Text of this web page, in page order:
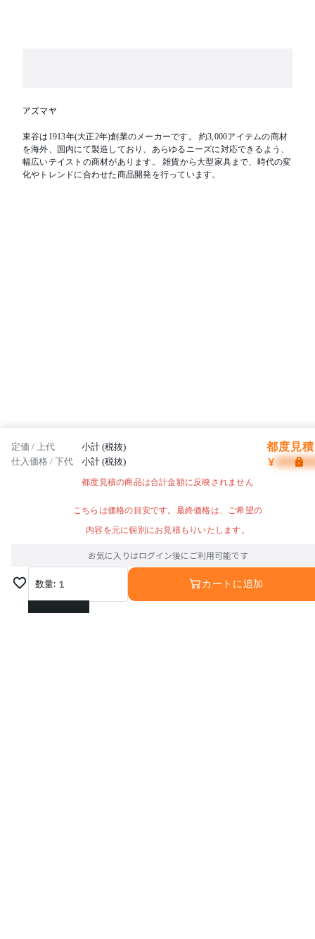
アズマヤ
東谷は1913年(大正2年)創業のメーカーです。 約3,000アイテムの商材
を海外、国内にて製造しており、あらゆるニーズに対応できるよう、
幅広いテイストの商材があります。 雑貨から大型家具まで、時代の変
化やトレンドに合わせた商品開発を行っています。
定価 / 上代 小計 (税抜) 都度見
仕入価格 / 下代 小計 (税抜) ¥
都度見積の商品は合計金額に反映されません
こちらは価格の目安です。最終価格は、ご希望の
内容を元に個別にお見積もりいたします。
お気に入りはログイン後にご利用可能です
数量: 1
1
カートに追加